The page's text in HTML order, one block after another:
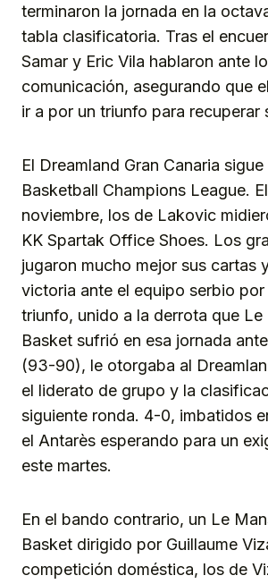
terminaron la jornada en la
tabla clasificatoria. Tras el
Samar y Eric Vila hablaron ante
comunicación, asegurando que
ir a por un triunfo para recuperar
El Dreamland Gran Canaria
Basketball Champions League.
noviembre, los de Lakovic
KK Spartak Office Shoes. Los
jugaron mucho mejor sus cartas
victoria ante el equipo serbio
triunfo, unido a la derrota que Le
Basket sufrió en esa jornada
(93-90), le otorgaba al
el liderato de grupo y la
siguiente ronda. 4-0, imbatidos
el Antarès esperando para un
este martes.
En el bando contrario, un Le
Basket dirigido por Guillaume
competición doméstica, los de